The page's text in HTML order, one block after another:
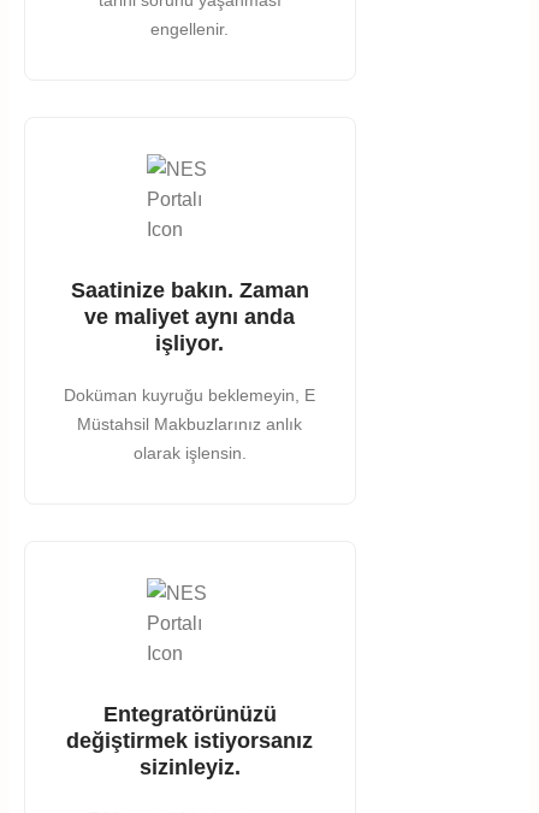
engellenir.
Saatinize bakın. Zaman
ve maliyet aynı anda
işliyor.
Doküman kuyruğu beklemeyin, E
Müstahsil Makbuzlarınız anlık
olarak işlensin.
Entegratörünüzü
değiştirmek istiyorsanız
sizinleyiz.